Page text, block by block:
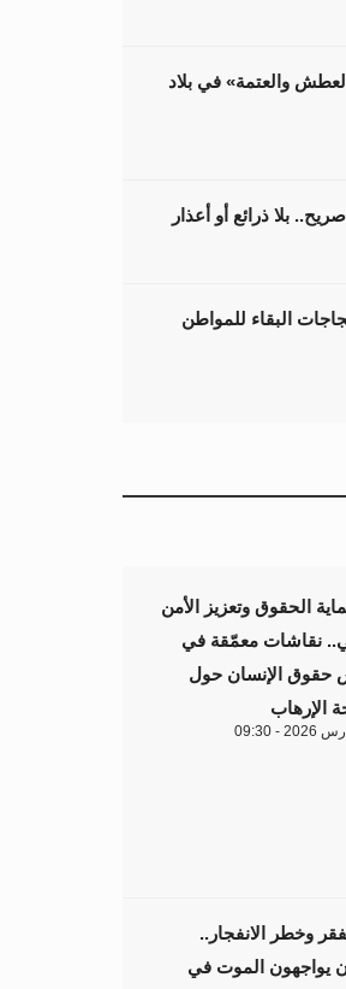
والعتمة» في بلاد
بلا ذرائع أو أعذار
البقاء للمواطن
الحقوق وتعزيز الأمن
نقاشات معمّقة في
حقوق الإنسان حول
الإرهاب
وخطر الانفجار..
يواجهون الموت في